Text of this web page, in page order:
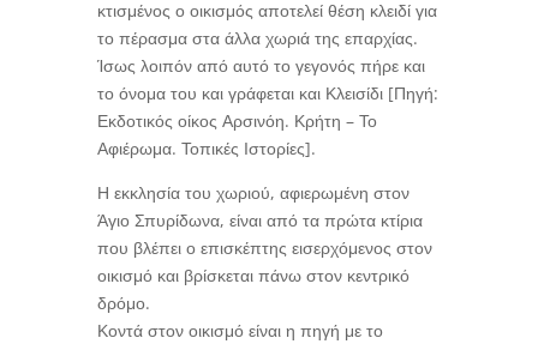
κτισμένος ο οικισμός αποτελεί θέση κλειδί για
το πέρασμα στα άλλα χωριά της επαρχίας.
Ίσως λοιπόν από αυτό το γεγονός πήρε και
το όνομα του και γράφεται και Κλεισίδι [Πηγή:
Εκδοτικός οίκος Αρσινόη. Κρήτη – Το
Αφιέρωμα. Τοπικές Ιστορίες].
Η εκκλησία του χωριού, αφιερωμένη στον
Άγιο Σπυρίδωνα, είναι από τα πρώτα κτίρια
που βλέπει ο επισκέπτης εισερχόμενος στον
οικισμό και βρίσκεται πάνω στον κεντρικό
δρόμο.
Κοντά στον οικισμό είναι η πηγή με το